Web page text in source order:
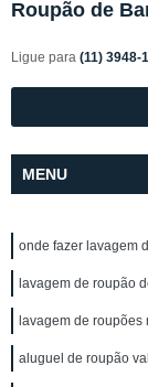
Roupão de
Ligue para (11) 3948-
MENU
onde fazer lavagem
lavagem de roupão
lavagem de
aluguel de roupão